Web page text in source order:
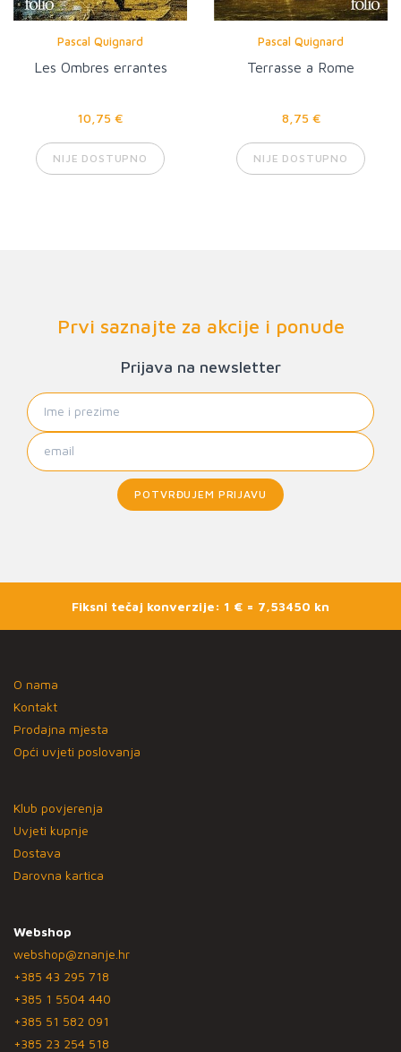
Pascal Quignard
Les Ombres errantes
10,75 €
NIJE DOSTUPNO
Pascal Quignard
Terrasse a Rome
8,75 €
NIJE DOSTUPNO
Prvi saznajte za akcije i ponude
Prijava na newsletter
POTVRĐUJEM PRIJAVU
Fiksni tečaj konverzije: 1 € = 7,53450 kn
O nama
Kontakt
Prodajna mjesta
Opći uvjeti poslovanja
Klub povjerenja
Uvjeti kupnje
Dostava
Darovna kartica
Webshop
webshop@znanje.hr
+385 43 295 718
+385 1 5504 440
+385 51 582 091
+385 23 254 518